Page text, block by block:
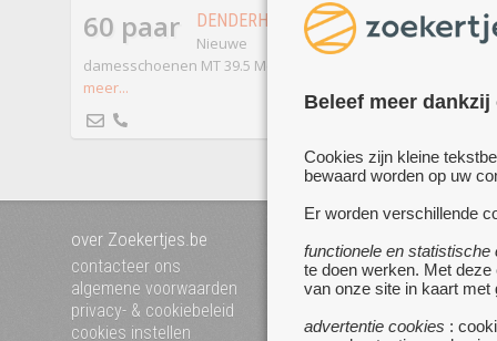
Beleef meer
Cookies zijn kleine
bewaard worden op uw
Er worden verschillende
functionele en statistische
te doen werken. Met
van onze site in kaart met
advertentie cookies :
60 paar DENDERHOUTEM•
Nieuwe
damesschoenen MT 39.5 Merk Vabeene
meer...
over Zoekertjes.be
contacteer ons
algemene voorwaarden
privacy- & cookiebeleid
cookies instellen
voeg uw zoekertje toe
mijn zoekertjes